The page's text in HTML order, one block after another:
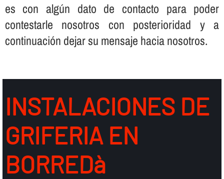
es con algún dato de contacto para poder
contestarle nosotros con posterioridad y a
continuación dejar su mensaje hacia nosotros.
INSTALACIONES DE
GRIFERIA EN
BORREDà